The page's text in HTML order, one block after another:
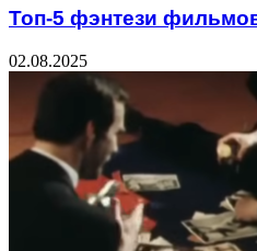
Топ-5 фэнтези
02.08.2025